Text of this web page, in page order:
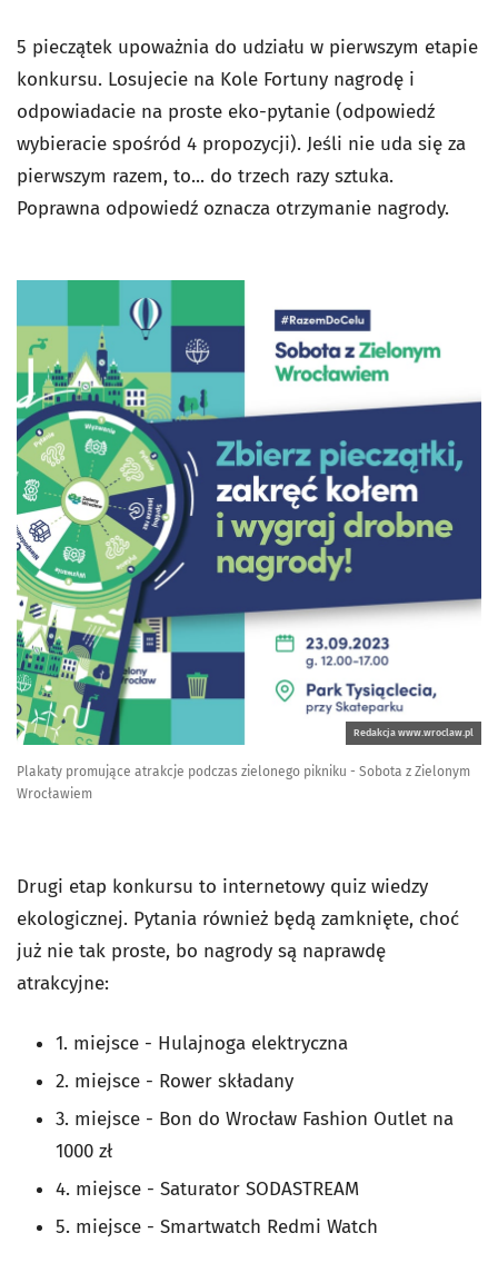
5 pieczątek upoważnia do udziału w pierwszym etapie
konkursu. Losujecie na Kole Fortuny nagrodę i
odpowiadacie na proste eko-pytanie (odpowiedź
wybieracie spośród 4 propozycji). Jeśli nie uda się za
pierwszym razem, to... do trzech razy sztuka.
Poprawna odpowiedź oznacza otrzymanie nagrody.
Redakcja www.wroclaw.pl
Plakaty promujące atrakcje podczas zielonego pikniku - Sobota z Zielonym
Wrocławiem
Drugi etap konkursu to internetowy quiz wiedzy
ekologicznej. Pytania również będą zamknięte, choć
już nie tak proste, bo nagrody są naprawdę
atrakcyjne:
1. miejsce - Hulajnoga elektryczna
2. miejsce - Rower składany
3. miejsce - Bon do Wrocław Fashion Outlet na
1000 zł
4. miejsce - Saturator SODASTREAM
5. miejsce - Smartwatch Redmi Watch